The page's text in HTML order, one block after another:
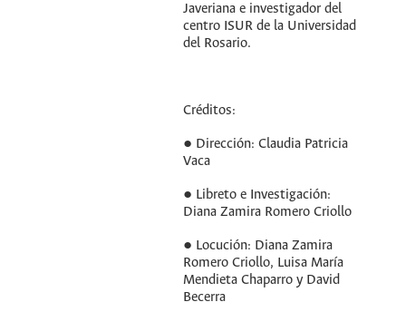
Javeriana e investigador del
centro ISUR de la Universidad
del Rosario.
Créditos:
● Dirección: Claudia Patricia
Vaca
● Libreto e Investigación:
Diana Zamira Romero Criollo
● Locución: Diana Zamira
Romero Criollo, Luisa María
Mendieta Chaparro y David
Becerra